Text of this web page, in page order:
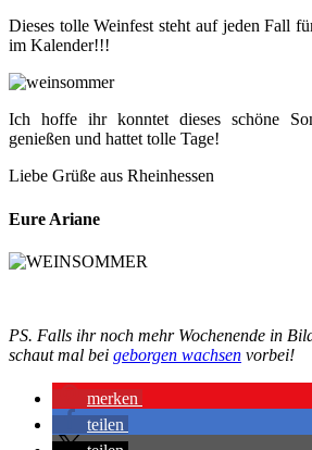
Dieses tolle Weinfest steht auf jeden Fall
im Kalender!!!
Ich hoffe ihr konntet dieses schöne
genießen und hattet tolle Tage!
Liebe Grüße aus Rheinhessen
Eure Ariane
PS. Falls ihr noch mehr Wochenende in
schaut mal bei geborgen wachsen vorbei!
merken
teilen